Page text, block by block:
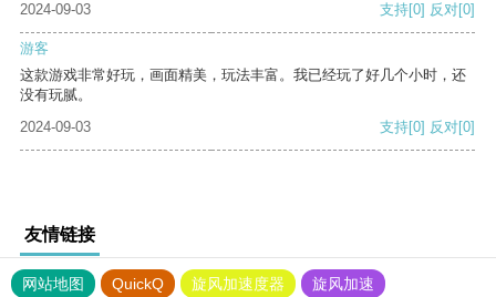
2024-09-03
支持[0] 反对[0]
游客
这款游戏非常好玩，画面精美，玩法丰富。我已经玩了好几个小时，还
没有玩腻。
2024-09-03
支持[0] 反对[0]
友情链接
网站地图 QuickQ 旋风加速度器 旋风加速